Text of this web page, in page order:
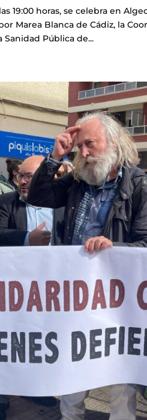
19:00 horas, se celebra en
Marea Blanca de Cádiz, la
Sanidad Pública de...